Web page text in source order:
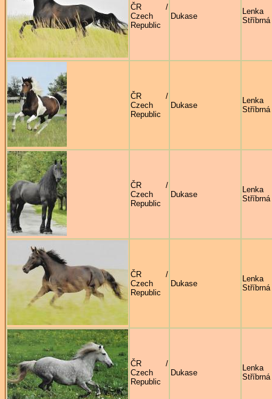
ČR /
Czech
Republic
Dukase
Lenka
Stříbrná
ČR /
Czech
Republic
Dukase
Lenka
Stříbrná
ČR /
Czech
Republic
Dukase
Lenka
Stříbrná
ČR /
Czech
Republic
Dukase
Lenka
Stříbrná
ČR /
Czech
Republic
Dukase
Lenka
Stříbrná